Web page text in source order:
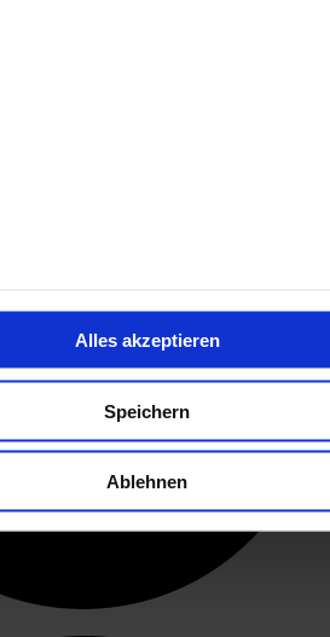
Alles akzeptieren
Speichern
Ablehnen